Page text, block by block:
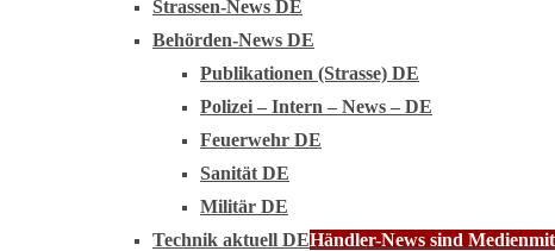
Strassen-News DE
Behörden-News DE
Publikationen (Strasse) DE
Polizei – Intern – News – DE
Feuerwehr DE
Sanität DE
Militär DE
Technik aktuell DEHändler-News sind